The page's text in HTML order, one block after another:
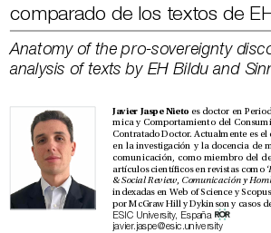
artículos cientícos en revistas como ‘
& Social Review
javier.jaspe@esic.university